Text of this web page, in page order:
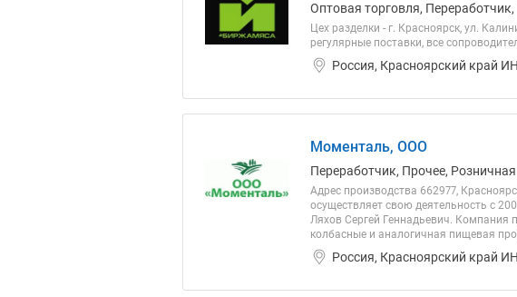
Оптовая торговля,
Цех разделки - г. Красноярск, ул.
регулярные поставки, все
Россия, Красноярский край
Моменталь, ООО
Переработчик, Прочее, Розничная
Адрес производства 662977,
осуществляет свою деятельность с
Ляхов Сергей Геннадьевич. Компания
колбасные и аналогичная пищевая
Россия, Красноярский край